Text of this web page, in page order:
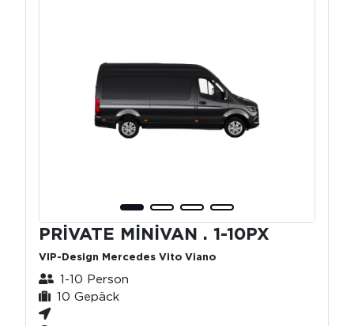
PRİVATE MİNİVAN . 1-10PX
VIP-Design Mercedes Vito Viano
1-10 Person
10 Gepäck